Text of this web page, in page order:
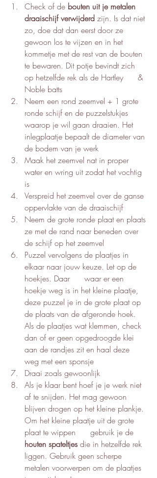
Check of de bouten uit je metalen
draaischijf verwijderd zijn. Is dat niet
zo, doe dat dan eerst door ze
gewoon los te vijzen en in het
kommetje met de rest van de bouten
te bewaren. Dit potje bevindt zich
op hetzelfde rek als de Hartley      &
Noble batts
Neem een rond zeemvel + 1 grote
ronde schijf en de puzzelstukjes
waarop je wil gaan draaien. Het
inlegplaatje bepaalt de diameter van
de bodem van je werk
Maak het zeemvel nat in proper
water en wring uit zodat het vochtig
is
Verspreid het zeemvel over de ganse
oppervlakte van de draaischijf
Neem de grote ronde plaat en plaats
ze met de rand naar beneden over
de schijf op het zeemvel
Puzzel vervolgens de plaatjes in
elkaar naar jouw keuze. Let op de
hoekjes. Daar      waar er een
hoekje weg is in het kleine plaatje,
deze puzzel je in de grote plaat op
de plaats van de afgeronde hoek.
Als de plaatjes wat klemmen, check
dan of er geen opgedroogde klei
aan de randjes zit en haal deze
weg met een sponsje
Draai zoals gewoonlijk
Als je klaar bent hoef je je werk niet
af te snijden. Het mag gewoon
blijven drogen op het kleine plankje.
Om het kleine plaatje uit de grote
plaat te wippen      gebruik je de
houten spateltjes die in hetzelfde rek
liggen. Gebruik geen scherpe
metalen voorwerpen om de plaatjes